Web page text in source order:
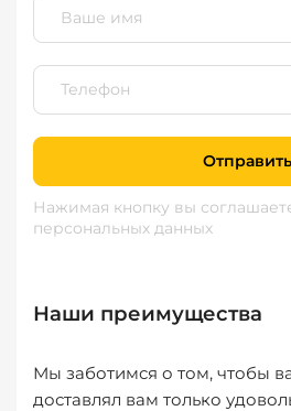
Отправить
Нажимая кнопку вы
персональных данных
Наши преимущества
Мы заботимся о том, чтобы
доставлял вам только